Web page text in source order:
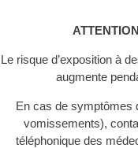
Le risque d’exposition à
augmente
En cas de symptômes
vomissements),
téléphonique des